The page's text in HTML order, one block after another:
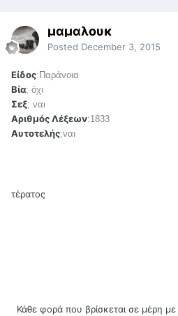
μαμαλουκ
Posted December 3, 2015
Είδος:Παράνοια
Βία; όχι
Σεξ; ναι
Αριθμός Λέξεων:1833
Αυτοτελής;ναι
Τα
τέρατος
Κάθε φορά που βρίσκεται σε μέρη